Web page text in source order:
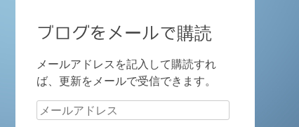
ブログをメールで購読
メールアドレスを記入して購読すれ
ば、更新をメールで受信できます。
メ